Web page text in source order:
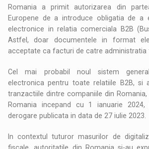
Romania a primit autorizarea din
Europene de a introduce obligatia de a
electronice in relatia comerciala B2B
Astfel, doar documentele in format
acceptate ca facturi de catre administratia
Cel mai probabil noul sistem
electronica pentru toate relatiile B2B, si
tranzactiile dintre companiile din
Romania incepand cu 1 ianuarie
derogare publicata in data de 27 iulie 2023.
In contextul tuturor masurilor de